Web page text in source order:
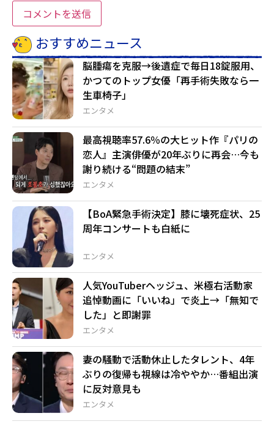
おすすめニュース
エンタメ
脳腫瘍を克服→後遺症で毎日18錠服用、
かつてのトップ女優「再手術失敗なら一
生車椅子」
エンタメ
最高視聴率57.6％の大ヒット作『パリの
恋人』主演俳優が20年ぶりに再会…今も
謝り続ける“問題の結末”
エンタメ
【BoA緊急手術決定】膝に壊死症状、25
周年コンサートも白紙に
エンタメ
人気YouTuberヘッジュ、米極右活動家
追悼動画に「いいね」で炎上→「無知で
した」と即謝罪
エンタメ
妻の騒動で活動休止したタレント、4年
ぶりの復帰も視線は冷ややか…番組出演
に反対意見も